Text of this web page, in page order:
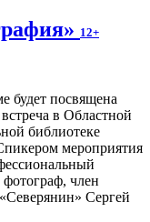
12+
будет посвящена
в Областной
библиотеке
мероприятия
член
Сергей